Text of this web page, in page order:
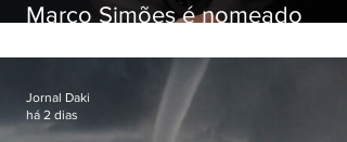
Marco Simões é nomeado
Jornal Daki
há 2 dias